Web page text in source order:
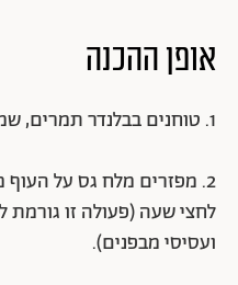
אופן ההכנה
1. טוחנים בבלנדר תמרים, שמן זית, שום ומים למשחה.
2. מפזרים מלח גס על העוף
לחצי שעה (פעולה זו גורמת
ועסיסי מבפנים).